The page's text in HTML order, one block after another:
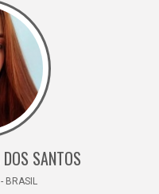
DOS SANTOS
BRASIL